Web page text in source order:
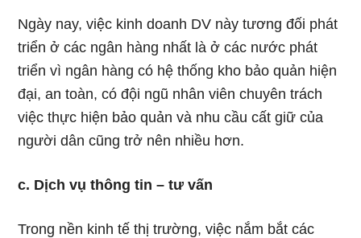
Ngày nay, việc kinh doanh DV này tương đối phát
triển ở các ngân hàng nhất là ở các nước phát
triển vì ngân hàng có hệ thống kho bảo quản hiện
đại, an toàn, có đội ngũ nhân viên chuyên trách
việc thực hiện bảo quản và nhu cầu cất giữ của
người dân cũng trở nên nhiều hơn.
c. Dịch vụ thông tin – tư vấn
Trong nền kinh tế thị trường, việc nắm bắt các